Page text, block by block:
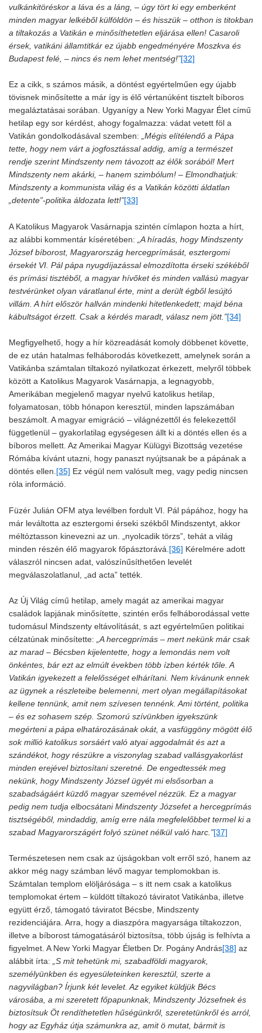
vulkánkitöréskor a láva és a láng, – úgy tört ki egy emberként
minden magyar lelkéből külföldön – és hisszük – otthon is titokban
a tiltakozás a Vatikán e minősíthetetlen eljárása ellen! Casaroli
érsek, vatikáni államtitkár ez újabb engedményére Moszkva és
Budapest felé, – nincs és nem lehet mentség!”[32]
Ez a cikk, s számos másik, a döntést egyértelműen egy újabb
tövisnek minősítette a már így is élő vértanúként tisztelt bíboros
megaláztatásai sorában. Ugyanígy a New Yorki Magyar Élet című
hetilap egy sor kérdést, ahogy fogalmazza: vádat vetett föl a
Vatikán gondolkodásával szemben: „Mégis elítélendő a Pápa
tette, hogy nem várt a jogfosztással addig, amíg a természet
rendje szerint Mindszenty nem távozott az élők sorából! Mert
Mindszenty nem akárki, – hanem szimbólum! – Elmondhatjuk:
Mindszenty a kommunista világ és a Vatikán közötti áldatlan
„detente”-politika áldozata lett!”[33]
A Katolikus Magyarok Vasárnapja szintén címlapon hozta a hírt,
az alábbi kommentár kíséretében:
„A híradás, hogy Mindszenty
József bíborost, Magyarország hercegprímását, esztergomi
érsekét VI. Pál pápa nyugdíjazással elmozdította érseki székéből
és prímási tisztéből, a magyar hívőket és minden vallású magyar
testvérünket olyan váratlanul érte, mint a derült égből lesújtó
villám. A hírt először hallván mindenki hitetlenkedett; majd béna
kábultságot érzett. Csak a kérdés maradt, válasz nem jött.”[34]
Megfigyelhető, hogy a hír közreadását komoly döbbenet követte,
de ez után hatalmas felháborodás következett, amelynek során a
Vatikánba számtalan tiltakozó nyilatkozat érkezett, melyről többek
között a Katolikus Magyarok Vasárnapja, a legnagyobb,
Amerikában megjelenő magyar nyelvű katolikus hetilap,
folyamatosan, több hónapon keresztül, minden lapszámában
beszámolt. A magyar emigráció – világnézettől és felekezettől
függetlenül – gyakorlatilag egységesen állt ki a döntés ellen és a
bíboros mellett. Az Amerikai Magyar Külügyi Bizottság vezetése
Rómába kívánt utazni, hogy panaszt nyújtsanak be a pápának a
döntés ellen. [35] Ez végül nem valósult meg, vagy pedig nincsen
róla információ.
Füzér Julián OFM atya levélben fordult VI. Pál pápához, hogy ha
már leváltotta az esztergomi érseki székből Mindszentyt, akkor
méltóztasson kinevezni az un. „nyolcadik törzs”, tehát a világ
minden részén élő magyarok főpásztorává. [36] Kérelmére adott
válaszról nincsen adat, valószínűsíthetően levelét
megválaszolatlanul, „ad acta” tették.
Az Új Világ című hetilap, amely magát az amerikai magyar
családok lapjának minősítette, szintén erős felháborodással vette
tudomásul Mindszenty eltávolítását, s azt egyértelműen politikai
célzatúnak minősítette:
„A hercegprímás – mert nekünk már csak
az marad – Bécsben kijelentette, hogy a lemondás nem volt
önkéntes, bár ezt az elmúlt években több ízben kérték tőle. A
Vatikán igyekezett a felelősséget elhárítani. Nem kívánunk ennek
az ügynek a részleteibe belemenni, mert olyan megállapításokat
kellene tennünk, amit nem szívesen tennénk. Ami történt, politika
– és ez sohasem szép. Szomorú szívünkben igyekszünk
megérteni a pápa elhatározásának okát, a vasfüggöny mögött élő
sok millió katolikus sorsáért való atyai aggodalmát és azt a
szándékot, hogy részükre a viszonylag szabad vallásgyakorlást
minden erejével biztosítani szeretné. De engedtessék meg
nekünk, hogy Mindszenty József ügyét mi elsősorban a
szabadságáért küzdő magyar szemével nézzük. Ez a magyar
pedig nem tudja elbocsátani Mindszenty Józsefet a hercegprímás
tisztségéből, mindaddig, amíg erre nála megfelelőbbet termel ki a
szabad Magyarországért folyó szünet nélkül való harc.”[37]
Természetesen nem csak az újságokban volt erről szó, hanem az
akkor még nagy számban lévő magyar templomokban is.
Számtalan templom elöljárósága – s itt nem csak a katolikus
templomokat értem – küldött tiltakozó táviratot Vatikánba, illetve
együtt érző, támogató táviratot Bécsbe, Mindszenty
rezidenciájára. Arra, hogy a diaszpóra magyarsága tiltakozzon,
illetve a bíborost támogatásáról biztosítsa, több újság is felhívta a
figyelmet. A New Yorki Magyar Életben Dr. Pogány András[38] az
alábbit írta: „S mit tehetünk mi, szabadföldi magyarok,
személyünkben és egyesületeinken keresztül, szerte a
nagyvilágban? Írjunk két levelet. Az egyiket küldjük Bécs
városába, a mi szeretett főpapunknak, Mindszenty Józsefnek és
biztosítsuk Öt rendíthetetlen hűségünkről, szeretetünkről és arról,
hogy az Egyház útja számunkra az, amit ö mutat, bármit is